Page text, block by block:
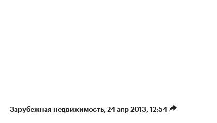
Зарубежная недвижимость⁠, 24 апр 2013, 12:54